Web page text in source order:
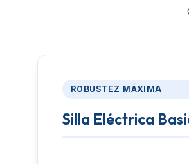
ROBUSTEZ MÁXIMA
Silla Eléctrica